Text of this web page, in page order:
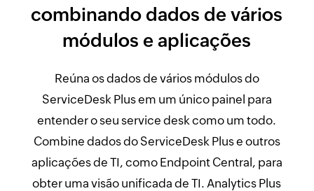
combinando dados de vários
módulos e aplicações
Reúna os dados de vários módulos do
ServiceDesk Plus em um único painel para
entender o seu service desk como um todo.
Combine dados do ServiceDesk Plus e outros
aplicações de TI, como Endpoint Central, para
obter uma visão unificada de TI. Analytics Plus